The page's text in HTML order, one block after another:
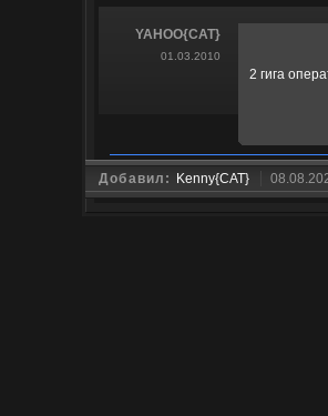
YAHOO{CAT}
01.03.2010
2 гига
Добавил: Kenny{CAT}